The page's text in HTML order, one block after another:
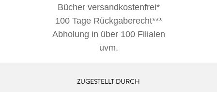
Bücher versandkostenfrei*
100 Tage Rückgaberecht***
Abholung in über 100 Filialen
uvm.
ZUGESTELLT DURCH